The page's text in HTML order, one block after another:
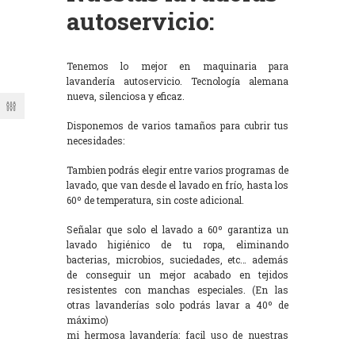
autoservicio:
Tenemos lo mejor en maquinaria para
lavandería autoservicio. Tecnología alemana
nueva, silenciosa y eficaz.
Disponemos de varios tamaños para cubrir tus
necesidades:
Tambien podrás elegir entre varios programas de
lavado, que van desde el lavado en frío, hasta los
60º de temperatura, sin coste adicional.
Señalar que solo el lavado a 60º garantiza un
lavado higiénico de tu ropa, eliminando
bacterias, microbios, suciedades, etc… además
de conseguir un mejor acabado en tejidos
resistentes con manchas especiales. (En las
otras lavanderías solo podrás lavar a 40º de
máximo)
mi hermosa lavandería: facil uso de nuestras